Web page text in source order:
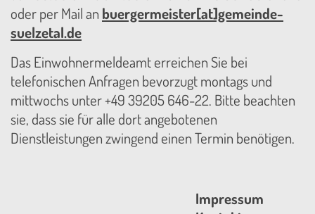
oder per Mail an buergermeister[at]gemeinde-
suelzetal.de
Das Einwohnermeldeamt erreichen Sie bei
telefonischen Anfragen bevorzugt montags und
mittwochs unter +49 39205 646-22. Bitte beachten
sie, dass sie für alle dort angebotenen
Dienstleistungen zwingend einen Termin benötigen.
Impressum